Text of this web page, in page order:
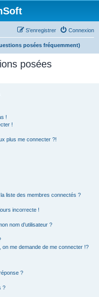
Connexion
S’enregistrer
posées fréquemment)
posées
!
!
plus me connecter ?!
liste des membres connectés ?
incorrecte !
nom d’utilisateur ?
on me demande de me connecter !?
?
?